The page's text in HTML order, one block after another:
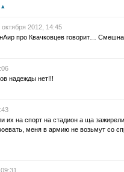
октября 2012, 14:45
про Квачковцев говорит…
надежды нет!!!
их на спорт на стадион а ща
меня в армию не возьмут со